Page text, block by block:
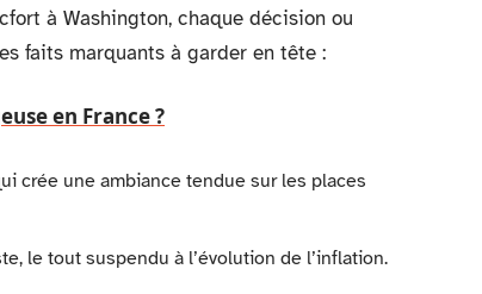
à Washington, chaque décision ou
faits marquants à garder en tête :
en France ?
crée une ambiance tendue sur les places
le tout suspendu à l’évolution de l’inflation.